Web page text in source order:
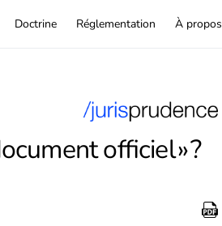
Doctrine Réglementation À propos
officiel » ?